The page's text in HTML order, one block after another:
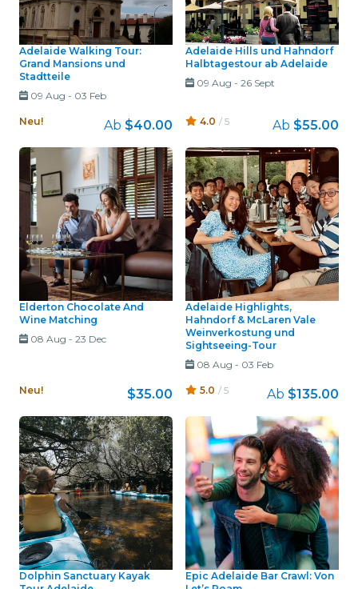
Adelaide Walking Tour:
Grand Mansions und
Stadtteile
09 Aug - 03 Feb
Neu! Ab $40.00
Adelaide Hills und Hahndorf
Halbtagestour ab Adelaide
09 Aug - 26 Sept
4.0 / 5 Ab $55.00
Elderton Chocolate And
Wine Matching
08 Aug - 23 Dec
Neu! $35.00
Adelaide Highlights,
Hahndorf & McLaren Vale
Weinverkostung und
Sightseeing-Tour
08 Aug - 03 Feb
5.0 / 5 Ab $135.00
Dolphin Sanctuary Kayak
Epic Adelaide Bar Crawl: Von